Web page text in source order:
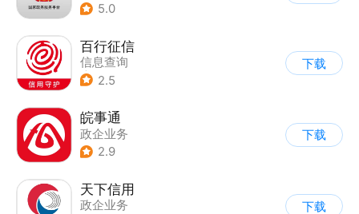
5.0
百行征信
信息查询
| 业务咨询办理
2.5
下载
皖事通
政企业务
2.9
下载
天下信用
政企业务
下载